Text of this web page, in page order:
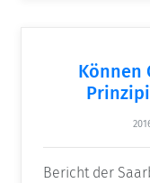
Können
Bericht der